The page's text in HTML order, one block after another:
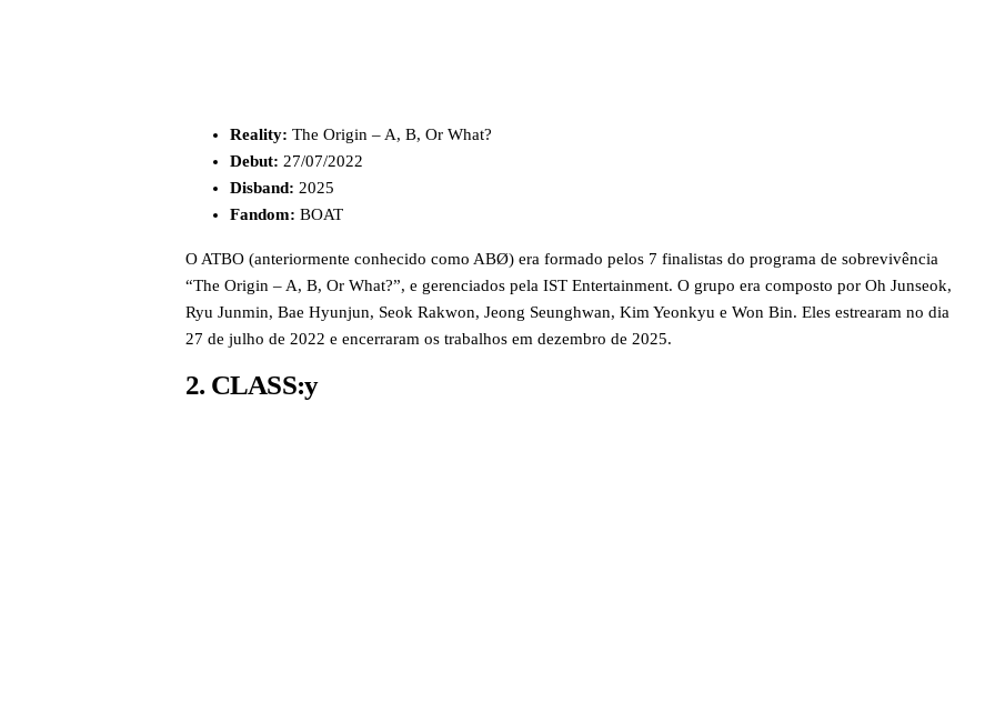
Reality: The Origin – A, B, Or What?
Debut: 27/07/2022
Disband: 2025
Fandom: BOAT
O ATBO (anteriormente conhecido como ABØ) era formado pelos 7 finalistas do programa de sobrevivência
“The Origin – A, B, Or What?”, e gerenciados pela IST Entertainment. O grupo era composto por Oh Junseok,
Ryu Junmin, Bae Hyunjun, Seok Rakwon, Jeong Seunghwan, Kim Yeonkyu e Won Bin. Eles estrearam no dia
27 de julho de 2022 e encerraram os trabalhos em dezembro de 2025.
2. CLASS:y